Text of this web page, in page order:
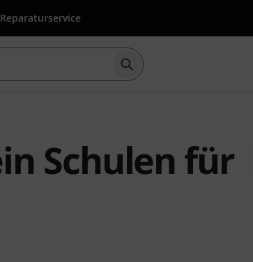
Reparaturservice
Suche mit Suchwort
Schulen für